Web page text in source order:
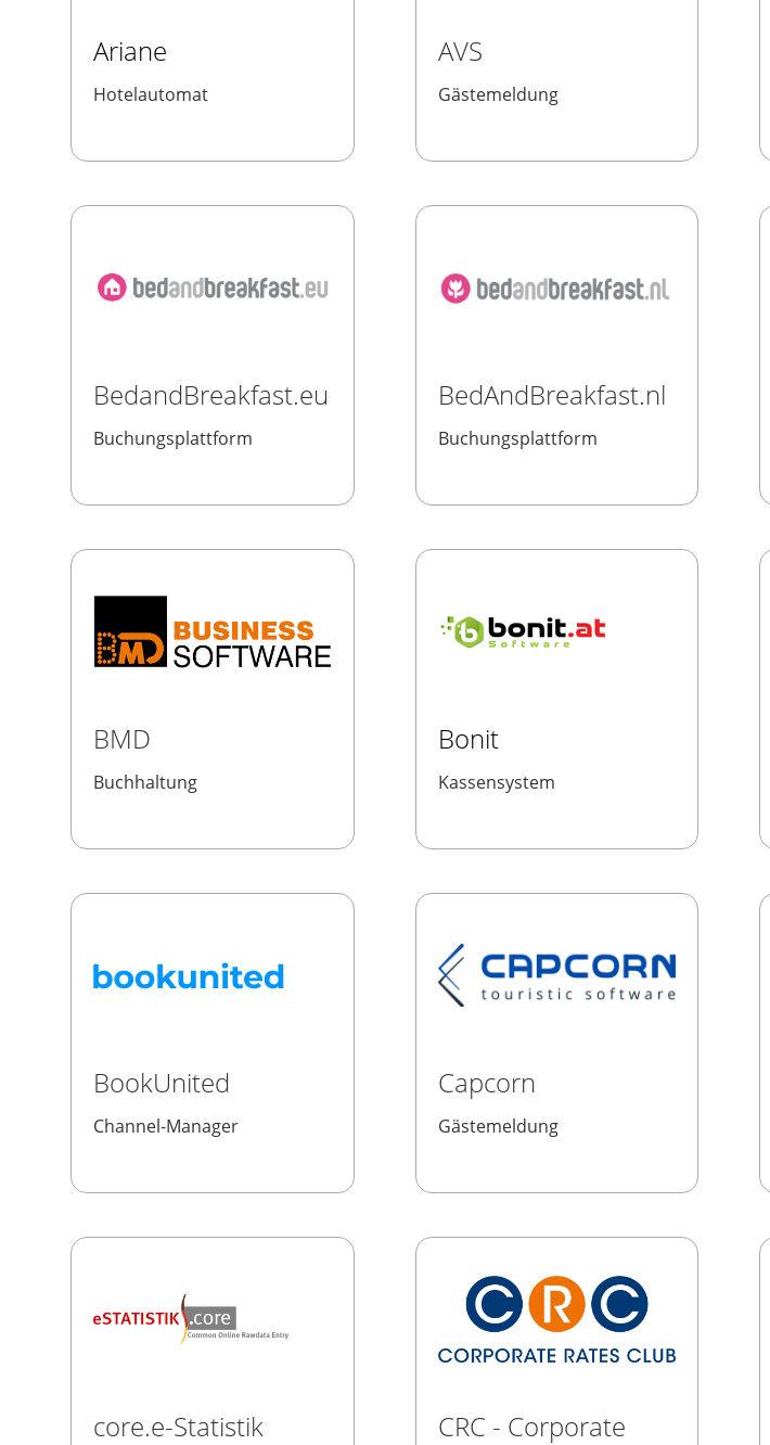
Ariane
Hotelautomat
AVS
Gästemeldung
BedandBreakfast.eu
Buchungsplattform
BedAndBreakfast.nl
Buchungsplattform
BMD
Buchhaltung
Bonit
Kassensystem
BookUnited
Channel-Manager
Capcorn
Gästemeldung
core.e-Statistik
CRC - Corporate